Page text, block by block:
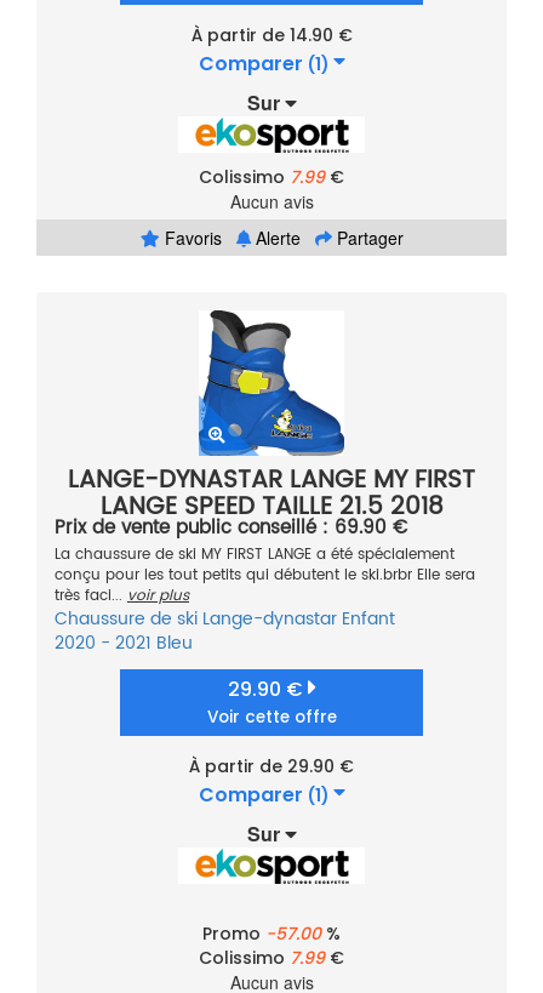
À partir de 14.90 €
Comparer (1)
Sur
Colissimo 7.99€
Aucun avis
Favoris
Alerte Partager
LANGE-DYNASTAR LANGE MY FIRST
LANGE SPEED TAILLE 21.5 2018
Prix de vente public conseillé : 69.90 €
La chaussure de ski MY FIRST LANGE a été spécialement
conçu pour les tout petits qui débutent le ski.brbr Elle sera
très faci... voir plus
Chaussure de ski Lange-dynastar Enfant
2020 - 2021 Bleu
29.90 €
Voir cette offre
À partir de 29.90 €
Comparer (1)
Sur
Promo -57.00%
Colissimo 7.99€
Aucun avis